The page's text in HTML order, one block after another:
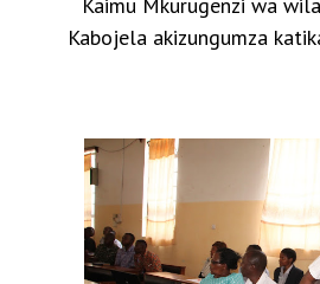
Kabojela akizungumza